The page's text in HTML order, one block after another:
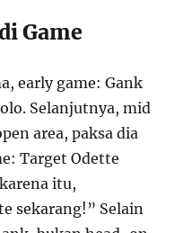
Game
early game: Gank
Selanjutnya, mid
area, paksa dia
Target Odette
itu,
sekarang!” Selain